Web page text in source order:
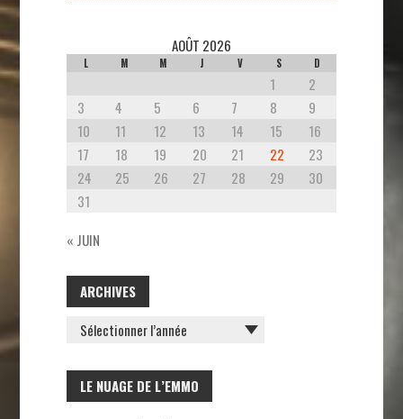
AOÛT 2026
L M M J V S D
1
2
3
4 5 6 7 8
9
10
11 12 13 14 15
16
17
18 19 20 21 22
23
24
25 26 27 28 29
30
31
« JUIN
ARCHIVES
ARCHIVES
LE NUAGE DE L’EMMO